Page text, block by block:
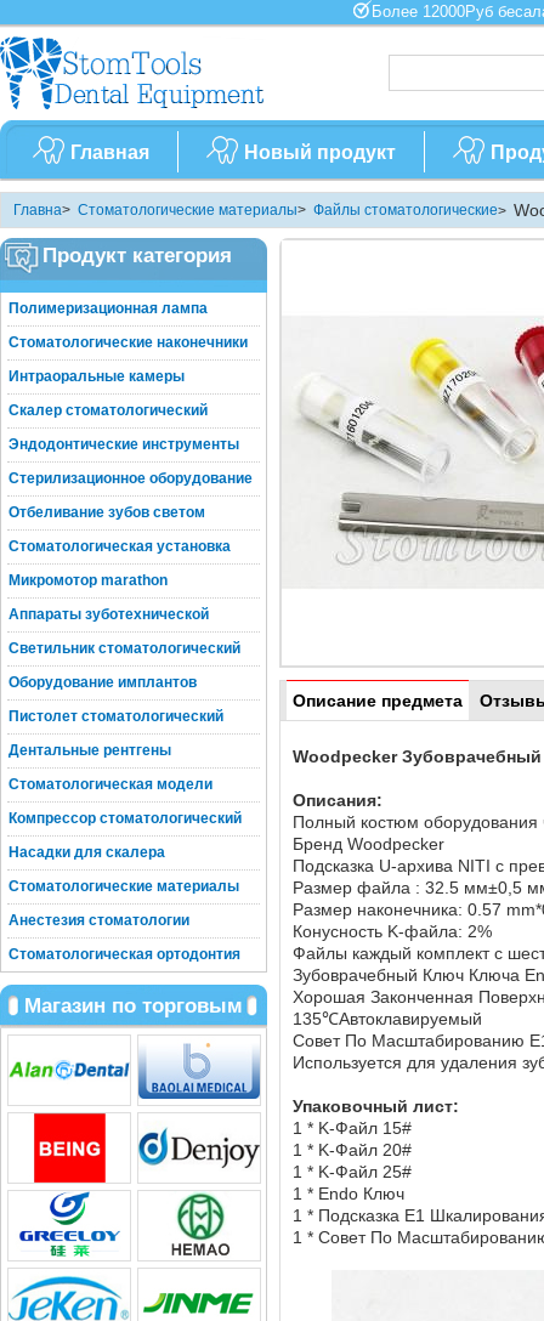
Более 12000Руб
Главная Новый продукт
Главна> Стоматологические материалы> Файлы стоматологические>
корня
Описание предмета
Woodpecker
Описания:
Полный костюм оборудования
Бренд Woodpecker
Подсказка U-архива NITI с
Размер файла : 32.5 мм±0,5
Размер наконечника: 0.57
Конусность K-файла: 2%
Файлы каждый комплект с
Зубоврачебный Ключ Ключа
Хорошая Законченная
135℃Автоклавируемый
Совет По Масштабированию
Используется для удаления
Упаковочный лист:
1 * K-Файл 15#
1 * K-Файл 20#
1 * K-Файл 25#
1 * Endo Ключ
1 * Подсказка E1
1 * Совет По
Продукт категория
Полимеризационная лампа
Стоматологические наконечники
Интраоральные камеры
Скалер стоматологический
Эндодонтические инструменты
Стерилизационное оборудование
Отбеливание зубов светом
Стоматологическая установка
Микромотор marathon
Аппараты зуботехнической
Светильник стоматологический
Оборудование имплантов
Пистолет стоматологический
Дентальные рентгены
Стоматологическая модели
Компрессор стоматологический
Насадки для скалера
Стоматологические материалы
Анестезия стоматологии
Стоматологическая ортодонтия
Магазин по торговым